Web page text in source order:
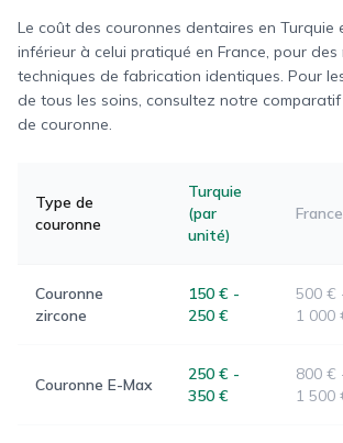
Le coût des couronnes dentaires en Turquie
inférieur à celui pratiqué en France, pour des
techniques de fabrication identiques. Pour
de tous les soins, consultez notre
de couronne.
Type de
couronne
Turquie
(par
unité)
France
Couronne
zircone
150 € -
250 €
500 €
1 000
Couronne E-Max
250 € -
350 €
800 €
1 500